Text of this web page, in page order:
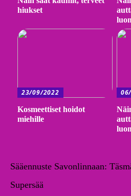
hiukset
23/09/2022
Kosmeettiset hoidot
miehille
Sääennuste Savonlinnaan:
Supersää